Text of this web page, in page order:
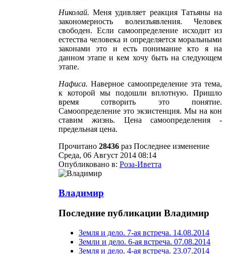
Николай.Меня удивляет реакция Татьяны на
закономерность волеизъявления. Человек
свободен. Если самоопределение исходит из
естества человека и определяется моральными
законами это и есть понимание кто я на
данном этапе и кем хочу быть на следующем
этапе.
Нафиса.Наверное самоопределение эта тема,
к которой мы подошли вплотную. Пришло
время сотворить это понятие.
Самоопределение это экзистенция. Мы на кон
ставим жизнь. Цена самоопределения -
предельная цена.
Прочитано 28436 раз Последнее изменение
Среда, 06 Август 2014 08:14
Опубликовано в: Роза-Иветта
Владимир
Последние публикации Владимир
Земля и дело. 7-ая встреча. 14.08.2014
Земли и дело. 6-ая встреча. 07.08.2014
Земля и дело. 4-ая встреча. 23.07.2014